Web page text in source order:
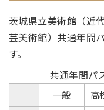
茨城県立美術館（近
芸美術館）共通年間
す。
共通年間パ
一般 高